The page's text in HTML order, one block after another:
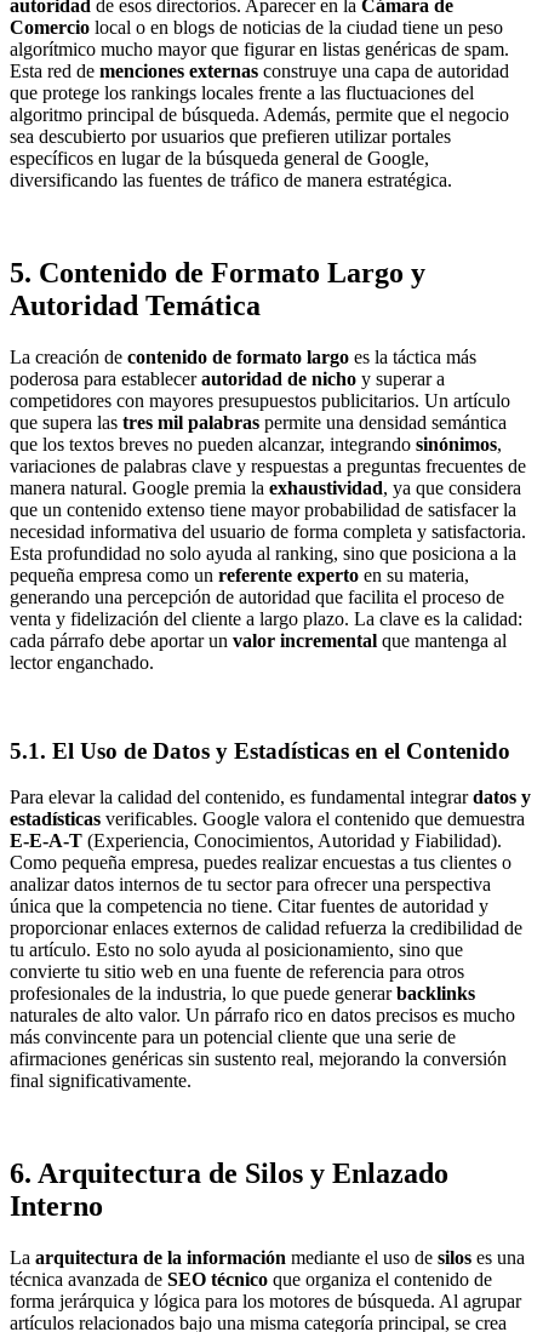
autoridad de esos directorios. Aparecer en la Cámara de
Comercio local o en blogs de noticias de la ciudad tiene un peso
algorítmico mucho mayor que figurar en listas genéricas de spam.
Esta red de menciones externas construye una capa de autoridad
que protege los rankings locales frente a las fluctuaciones del
algoritmo principal de búsqueda. Además, permite que el negocio
sea descubierto por usuarios que prefieren utilizar portales
específicos en lugar de la búsqueda general de Google,
diversificando las fuentes de tráfico de manera estratégica.
5. Contenido de Formato Largo y
Autoridad Temática
La creación de contenido de formato largo es la táctica más
poderosa para establecerautoridad de nicho y superar a
competidores con mayores presupuestos publicitarios. Un artículo
que supera las tres mil palabras permite una densidad semántica
que los textos breves no pueden alcanzar, integrando sinónimos,
variaciones de palabras clave y respuestas a preguntas frecuentes de
manera natural. Google premia la exhaustividad, ya que considera
que un contenido extenso tiene mayor probabilidad de satisfacer la
necesidad informativa del usuario de forma completa y satisfactoria.
Esta profundidad no solo ayuda al ranking, sino que posiciona a la
pequeña empresa como un referente experto en su materia,
generando una percepción de autoridad que facilita el proceso de
venta y fidelización del cliente a largo plazo. La clave es la calidad:
cada párrafo debe aportar un valor incremental que mantenga al
lector enganchado.
5.1. El Uso de Datos y Estadísticas en el Contenido
Para elevar la calidad del contenido, es fundamental integrardatos y
estadísticas verificables. Google valora el contenido que demuestra
E-E-A-T (Experiencia, Conocimientos, Autoridad y Fiabilidad).
Como pequeña empresa, puedes realizar encuestas a tus clientes o
analizar datos internos de tu sector para ofrecer una perspectiva
única que la competencia no tiene. Citar fuentes de autoridad y
proporcionar enlaces externos de calidad refuerza la credibilidad de
tu artículo. Esto no solo ayuda al posicionamiento, sino que
convierte tu sitio web en una fuente de referencia para otros
profesionales de la industria, lo que puede generarbacklinks
naturales de alto valor. Un párrafo rico en datos precisos es mucho
más convincente para un potencial cliente que una serie de
afirmaciones genéricas sin sustento real, mejorando la conversión
final significativamente.
6. Arquitectura de Silos y Enlazado
Interno
La arquitectura de la información mediante el uso de silos es una
técnica avanzada de SEO técnico que organiza el contenido de
forma jerárquica y lógica para los motores de búsqueda. Al agrupar
artículos relacionados bajo una misma categoría principal, se crea